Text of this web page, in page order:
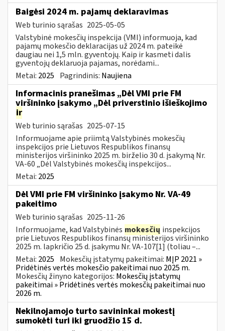
Baigėsi 2024 m. pajamų deklaravimas
Web turinio sąrašas 2025-05-05
Valstybinė mokesčių inspekcija (VMI) informuoja, kad
pajamų mokesčio deklaracijas už 2024 m. pateikė
daugiau nei 1,5 mln. gyventojų. Kaip ir kasmeti dalis
gyventojų deklaruoja pajamas, norėdami...
Metai: 2025 Pagrindinis: Naujiena
Informacinis pranešimas „Dėl VMI prie FM
viršininko įsakymo „Dėl priverstinio išieškojimo
ir
Web turinio sąrašas 2025-07-15
Informuojame apie priimtą Valstybinės mokesčių
inspekcijos prie Lietuvos Respublikos finansų
ministerijos viršininko 2025 m. birželio 30 d. įsakymą Nr.
VA-60 „Dėl Valstybinės mokesčių inspekcijos...
Metai: 2025
Dėl VMI prie FM viršininko įsakymo Nr. VA-49
pakeitimo
Web turinio sąrašas 2025-11-26
Informuojame, kad Valstybinės mokesčių inspekcijos
prie Lietuvos Respublikos finansų ministerijos viršininko
2025 m. lapkričio 25 d. įsakymu Nr. VA-107[1] (toliau –...
Metai: 2025 Mokesčių įstatymų pakeitimai: MĮP 2021 »
Pridėtinės vertės mokesčio pakeitimai nuo 2025 m.
Mokesčių žinyno kategorijos: Mokesčių įstatymų
pakeitimai » Pridėtinės vertės mokesčių pakeitimai nuo
2026 m.
Nekilnojamojo turto savininkai mokestį
sumokėti turi iki gruodžio 15 d.